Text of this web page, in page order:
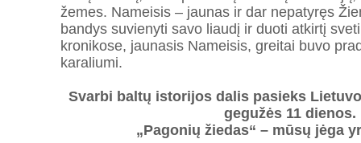
žemes. Nameisis – jaunas ir dar nepatyręs
bandys suvienyti savo liaudį ir duoti atkirtį
kronikose, jaunasis Nameisis, greitai buvo
karaliumi.
Svarbi baltų istorijos dalis pasieks
gegužės 11 dienos.
„Pagonių žiedas“ – mūsų jėga